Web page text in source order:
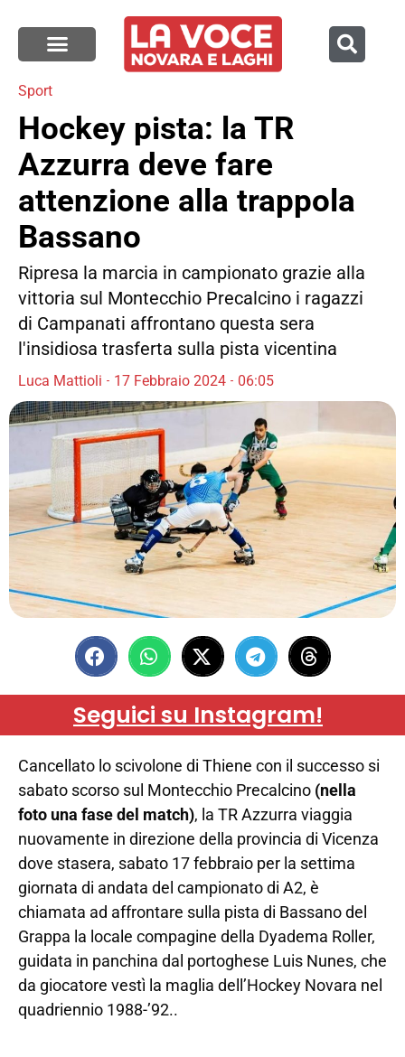
Sport
Hockey pista: la TR
Azzurra deve fare
attenzione alla trappola
Bassano
Ripresa la marcia in campionato grazie alla
vittoria sul Montecchio Precalcino i ragazzi
di Campanati affrontano questa sera
l'insidiosa trasferta sulla pista vicentina
Luca Mattioli 17 Febbraio 2024 06:05
Seguici su Instagram!
Cancellato lo scivolone di Thiene con il successo si
sabato scorso sul Montecchio Precalcino (nella
foto una fase del match), la TR Azzurra viaggia
nuovamente in direzione della provincia di Vicenza
dove stasera, sabato 17 febbraio per la settima
giornata di andata del campionato di A2, è
chiamata ad affrontare sulla pista di Bassano del
Grappa la locale compagine della Dyadema Roller,
guidata in panchina dal portoghese Luis Nunes, che
da giocatore vestì la maglia dell’Hockey Novara nel
quadriennio 1988-’92..